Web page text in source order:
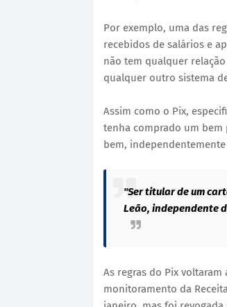
Por exemplo, uma das
recebidos de salários e
não tem qualquer
qualquer outro sistema
Assim como o Pix,
tenha comprado um
bem,
"Ser titular de um
Leão, independente
As regras do Pix
monitoramento da